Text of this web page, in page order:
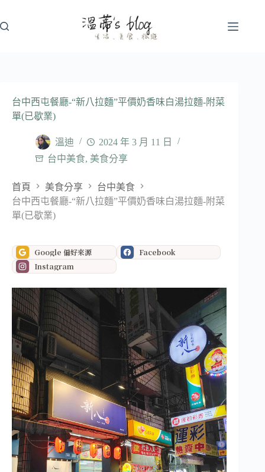
至
台中西屯餐廳-“新八拉麵”平價奶香味白湯拉麵-附菜
單(已歇業)
溫迪
2024 年 3 月 11 日
台中美食, 美食分享
首頁 美食分享
台中美食
台中西屯餐廳-“新八拉麵”平價奶香味白湯拉麵-附菜
單(已歇業)
Google 偏好來源
Facebook
Instagram